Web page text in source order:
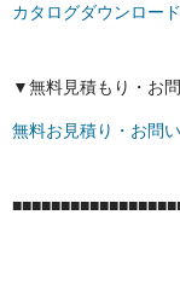
カタログダウンロード
▼無料見積もり・お
無料お見積り・お問